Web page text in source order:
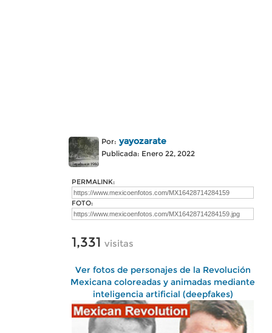
Por: yayozarate
Publicada: Enero 22, 2022
PERMALINK:
FOTO:
1,331 visitas
Ver fotos de personajes de la Revolución
Mexicana coloreadas y animadas mediante
inteligencia artificial (deepfakes)